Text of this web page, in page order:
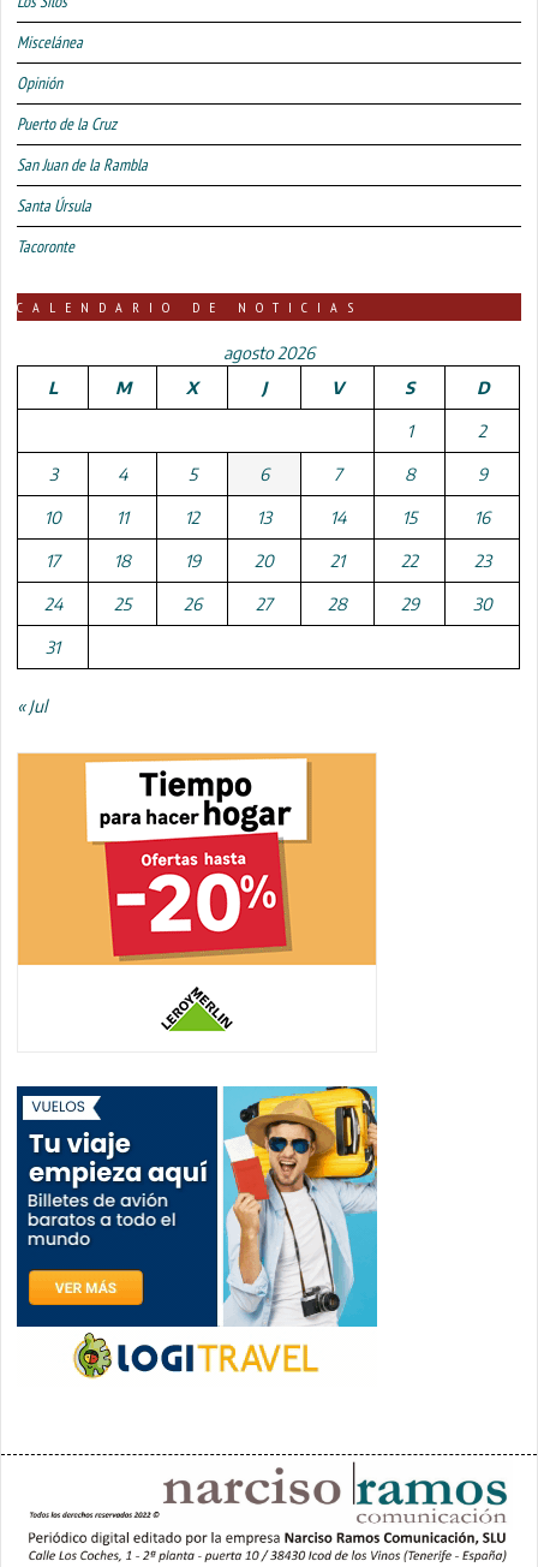
Miscelánea
Opinión
Puerto de la Cruz
San Juan de la Rambla
Santa Úrsula
Tacoronte
CALENDARIO DE NOTICIAS
agosto 2026
L
M X J V S D
1 2
3 4 5 6 7 8 9
10 11 12 13 14 15 16
17 18 19 20 21 22 23
24 25 26 27 28 29 30
31
« Jul